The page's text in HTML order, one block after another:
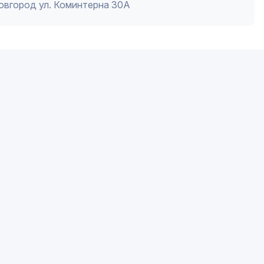
ул. Коминтерна 30А